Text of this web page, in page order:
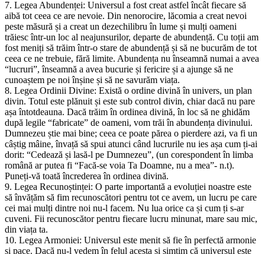
7. Legea Abundenței: Universul a fost creat astfel încât fiecare să
aibă tot ceea ce are nevoie. Din nenorocire, lăcomia a creat nevoi
peste măsură și a creat un dezechilibru în lume și mulți oameni
trăiesc într-un loc al neajunsurilor, departe de abundență. Cu toții am
fost meniți să trăim într-o stare de abundență și să ne bucurăm de tot
ceea ce ne trebuie, fără limite. Abundența nu înseamnă numai a avea
“lucruri”, înseamnă a avea bucurie și fericire și a ajunge să ne
cunoaștem pe noi înșine și să ne savurăm viața.
8. Legea Ordinii Divine: Există o ordine divină în univers, un plan
divin. Totul este plănuit și este sub control divin, chiar dacă nu pare
așa întotdeauna. Dacă trăim în ordinea divină, în loc să ne ghidăm
după legile “fabricate” de oameni, vom trăi în abundența divinului.
Dumnezeu știe mai bine; ceea ce poate părea o pierdere azi, va fi un
câștig mâine, învață să spui atunci când lucrurile nu ies așa cum ți-ai
dorit: “Cedează și lasă-l pe Dumnezeu”, (un corespondent în limba
română ar putea fi “Facă-se voia Ta Doamne, nu a mea”- n.t).
Puneți-vă toată încrederea în ordinea divină.
9. Legea Recunoștinței: O parte importantă a evoluției noastre este
să învățăm să fim recunoscători pentru tot ce avem, un lucru pe care
cei mai mulți dintre noi nu-l facem. Nu lua orice ca și cum ți s-ar
cuveni. Fii recunoscător pentru fiecare lucru minunat, mare sau mic,
din viața ta.
10. Legea Armoniei: Universul este menit să fie în perfectă armonie
și pace. Dacă nu-l vedem în felul acesta și simțim că universul este